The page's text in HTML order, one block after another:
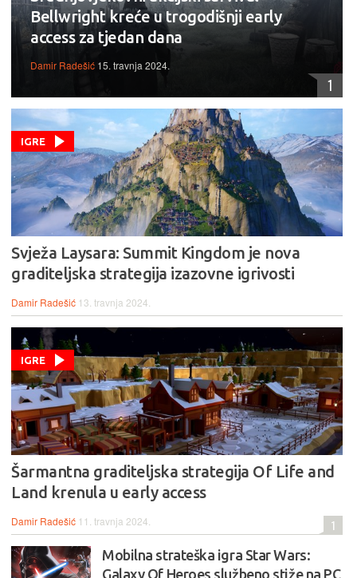
Bellwright kreće u trogodišnji early
access za tjedan dana
Damir Radešić 15. travnja 2024.
1
IGRE
Svježa Laysara: Summit Kingdom je nova
graditeljska strategija izazovne igrivosti
Damir Radešić 13. travnja 2024.
IGRE
Šarmantna graditeljska strategija Of Life and
Land krenula u early access
Damir Radešić 11. travnja 2024. 1
Mobilna strateška igra Star Wars:
Galaxy Of Heroes službeno stiže na PC